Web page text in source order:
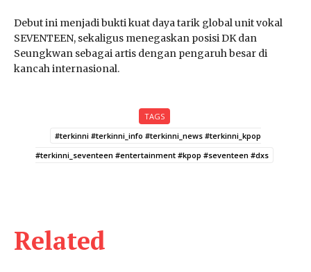
Debut ini menjadi bukti kuat daya tarik global unit vokal
SEVENTEEN, sekaligus menegaskan posisi DK dan
Seungkwan sebagai artis dengan pengaruh besar di
kancah internasional.
TAGS
#terkinni #terkinni_info #terkinni_news #terkinni_kpop
#terkinni_seventeen #entertainment #kpop #seventeen #dxs
Related